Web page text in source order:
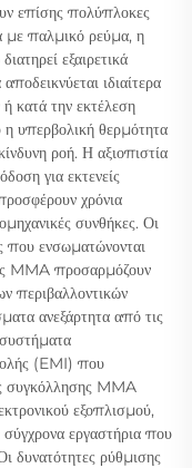
επίσης πολύπλοκες
με παλμικό ρεύμα, η
εξαιρετικά
ιδιαίτερα
κατά την εκτέλεση
υπερβολική θερμότητα
ροή. Η αξιοπιστία
για εκτενείς
χρόνια
συνθήκες. Οι
που ενσωματώνονται
MMA προσαρμόζουν
περιβαλλοντικών
ανεξάρτητα από τις
(EMI) που
συγκόλλησης MMA
εξοπλισμού,
εργαστήρια που
δυνατότητες ρύθμισης